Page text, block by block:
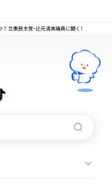
立憲民主党・辻元清美議員に聞く！